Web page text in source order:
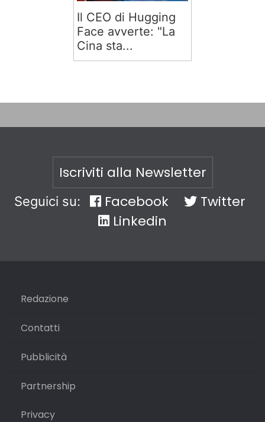
Il CEO di Hugging
Face avverte: "La
Cina sta...
Iscriviti alla Newsletter
Seguici su: Facebook
Twitter
Linkedin
Redazione
Contatti
Pubblicità
Partnership
Privacy